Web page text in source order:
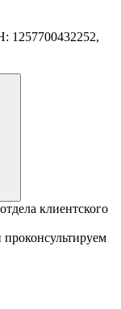
клиентского